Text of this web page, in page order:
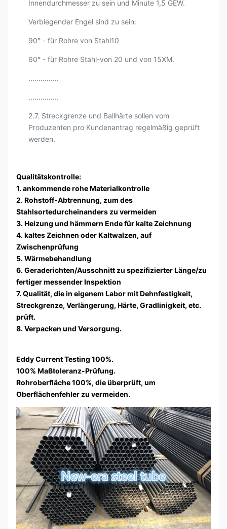
Innendurchmesser zu sein und Minute 1,5 GEW.
Verbiegender Engel sind zu sein:
90° - für Rohre von Stahl10
60° - für Rohre Stahl-von 20 und von 15XM.
...............
...............
2.7. Streckgrenze und Ballhärte sollen vom
Produzenten pro Kundenantrag regelmäßig geprüft
werden.
Qualitätskontrolle:
1. ankommende rohe Materialkontrolle
2. Rohstoff-Abtrennung, zum des
Stahlsortedurcheinanders zu vermeiden
3. Heizung und hämmern Ende für kalte Zeichnung
4. kaltes Zeichnen oder Kaltwalzen, auf
Zwischenprüfung
5. Wärmebehandlung
6. Geraderichten/Ausschnitt zu spezifizierter Länge/zu
fertiger messender Inspektion
7. Qualität, die in eigenem Labor mit Dehnfestigkeit,
Streckgrenze, Verlängerung, Härte, Gradlinigkeit, etc.
prüft.
8. Verpacken und Versorgung.
Eddy Current Testing 100%.
100% Maßtoleranz-Prüfung.
Rohroberfläche 100%, die überprüft, um
Oberflächenfehler zu vermeiden.